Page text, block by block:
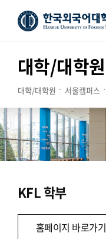
대학/대학원
대학/대학원 서울캠퍼스
KFL 학부
홈페이지 바로가기